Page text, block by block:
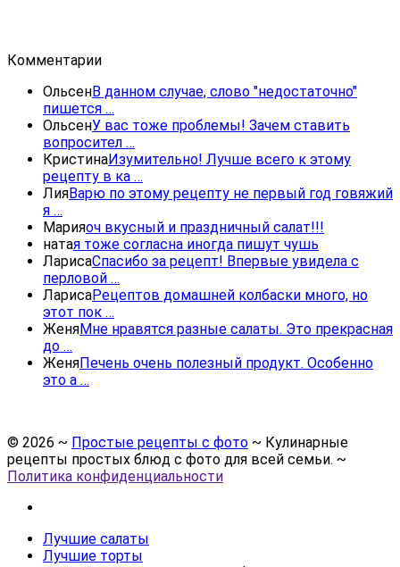
Комментарии
ОльсенВ данном случае, слово "недостаточно"
пишется …
ОльсенУ вас тоже проблемы! Зачем ставить
вопросител …
КристинаИзумительно! Лучше всего к этому
рецепту в ка …
ЛияВарю по этому рецепту не первый год говяжий
я …
Марияоч вкусный и праздничный салат!!!
натая тоже согласна иногда пишут чушь
ЛарисаСпасибо за рецепт! Впервые увидела с
перловой …
ЛарисаРецептов домашней колбаски много, но
этот пок …
ЖеняМне нравятся разные салаты. Это прекрасная
до …
ЖеняПечень очень полезный продукт. Особенно
это а …
© 2026 ~ Простые рецепты с фото ~ Кулинарные
рецепты простых блюд с фото для всей семьи. ~
Политика конфиденциальности
Лучшие салаты
Лучшие торты